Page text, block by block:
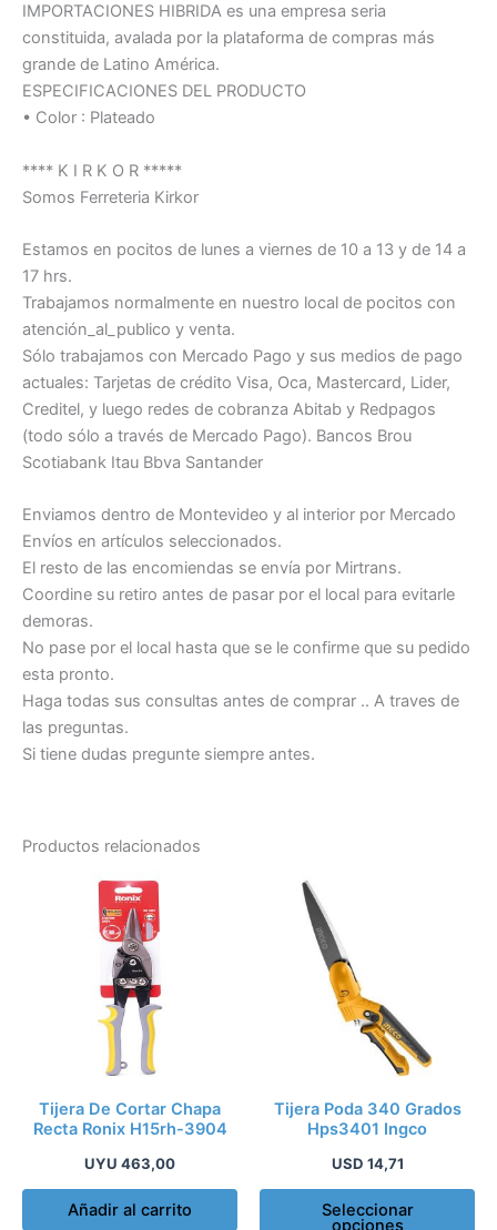
IMPORTACIONES HIBRIDA es una empresa seria
constituida, avalada por la plataforma de compras más
grande de Latino América.
ESPECIFICACIONES DEL PRODUCTO
• Color : Plateado
**** K I R K O R *****
Somos Ferreteria Kirkor
Estamos en pocitos de lunes a viernes de 10 a 13 y de 14 a
17 hrs.
Trabajamos normalmente en nuestro local de pocitos con
atención_al_publico y venta.
Sólo trabajamos con Mercado Pago y sus medios de pago
actuales: Tarjetas de crédito Visa, Oca, Mastercard, Lider,
Creditel, y luego redes de cobranza Abitab y Redpagos
(todo sólo a través de Mercado Pago). Bancos Brou
Scotiabank Itau Bbva Santander
Enviamos dentro de Montevideo y al interior por Mercado
Envíos en artículos seleccionados.
El resto de las encomiendas se envía por Mirtrans.
Coordine su retiro antes de pasar por el local para evitarle
demoras.
No pase por el local hasta que se le confirme que su pedido
esta pronto.
Haga todas sus consultas antes de comprar .. A traves de
las preguntas.
Si tiene dudas pregunte siempre antes.
Productos relacionados
Tijera De Cortar Chapa
Recta Ronix H15rh-3904
UYU 463,00
Añadir al carrito
Tijera Poda 340 Grados
Hps3401 Ingco
USD 14,71
Seleccionar
opciones